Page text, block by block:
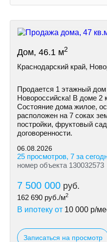
Дом, 46.1 м2
Краснодарский край,
Продается 1 этажный дом
Новороссийска! В доме 2
Состояние дома жилое,
расположен на 7 соках
постройки, фруктовый
договоренности.
06.08.2026
25 просмотров, 7 за
номер объекта 130032573
7 500 000 руб.
162 690 руб./м2
В ипотеку от 10 000 р/
Записаться на просмотр